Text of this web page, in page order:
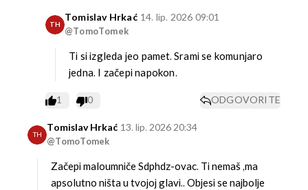
TH
Tomislav Hrkać
@TomoTomek
14. lip. 2026 09:01
Ti si izgleda jeo pamet. Srami se komunjaro
jedna. I začepi napokon.
1 0 ODGOVORITE
TH
Tomislav Hrkać
@TomoTomek
13. lip. 2026 20:34
Začepi maloumniče Sdphdz-ovac. Ti nemaš ,ma
apsolutno ništa u tvojoj glavi.. Objesi se najbolje